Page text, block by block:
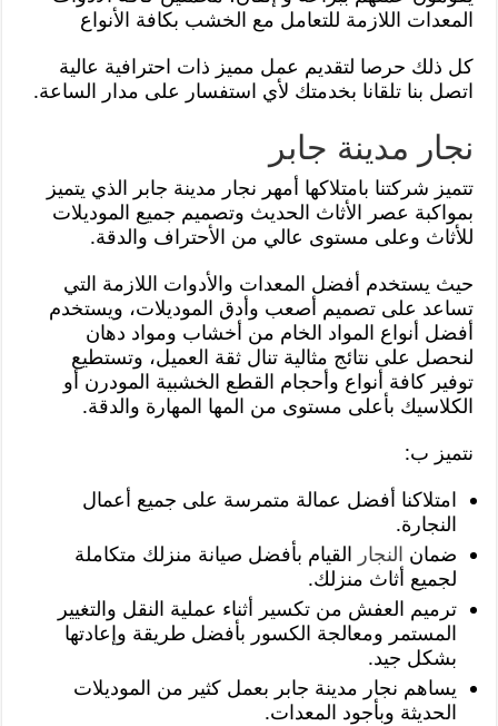
المعدات اللازمة للتعامل مع الخشب بكافة الأنواع
كل ذلك حرصا لتقديم عمل مميز ذات احترافية عالية
اتصل بنا تلقانا بخدمتك لأي استفسار على مدار الساعة.
نجار مدينة جابر
تتميز شركتنا بامتلاكها أمهر نجار مدينة جابر الذي يتميز
بمواكبة عصر الأثاث الحديث وتصميم جميع الموديلات
للأثاث وعلى مستوى عالي من الأحتراف والدقة.
حيث يستخدم أفضل المعدات والأدوات اللازمة التي
تساعد على تصميم أصعب وأدق الموديلات، ويستخدم
أفضل أنواع المواد الخام من أخشاب ومواد دهان
لنحصل على نتائج مثالية تنال ثقة العميل، وتستطيع
توفير كافة أنواع وأحجام القطع الخشبية المودرن أو
الكلاسيك بأعلى مستوى من المها المهارة والدقة.
نتميز ب:
امتلاكنا أفضل عمالة متمرسة على جميع أعمال
النجارة.
ضمان النجار القيام بأفضل صيانة منزلك متكاملة
لجميع أثاث منزلك.
ترميم العفش من تكسير أثناء عملية النقل والتغيير
المستمر ومعالجة الكسور بأفضل طريقة وإعادتها
بشكل جيد.
يساهم نجار مدينة جابر بعمل كثير من الموديلات
الحديثة وبأجود المعدات.